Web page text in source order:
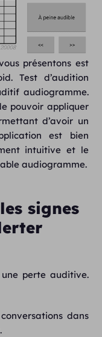
présentons est
Test d’audition
audiogramme.
pouvoir appliquer
d’avoir un
est bien
intuitive et le
audiogramme.
signes
perte auditive.
dans